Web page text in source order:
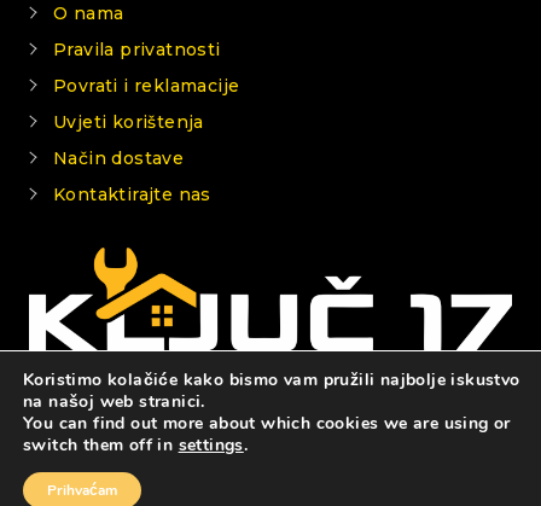
O nama
Pravila privatnosti
Povrati i reklamacije
Uvjeti korištenja
Način dostave
Kontaktirajte nas
© 2026 KLJUČ 17
Koristimo kolačiće kako bismo vam pružili najbolje iskustvo
na našoj web stranici.
You can find out more about which cookies we are using or
switch them off in settings.
Prihvaćam